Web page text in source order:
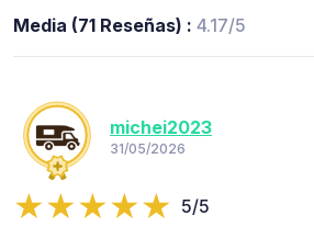
Media (71 Reseñas) : 4.17/5
michei2023
31/05/2026
5/5